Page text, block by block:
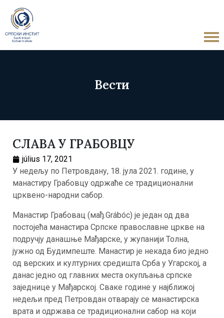
Вести
СЛАВА У ГРАБОВЦУ
július 17, 2021
У недељу по Петровдану, 18. јула 2021. године, у
манастиру Грабовцу одржаће се традиционални
црквено-народни сабор.
Манастир Грабовац (мађ.Grábóc) је један од два
постојећа манастира Српске православне цркве на
подручју данашње Мађарске, у жупанији Толна,
јужно од Будимпеште. Манастир је некада био једно
од верских и културних средишта Срба у Угарској, а
данас једно од главних места окупљања српске
заједнице у Мађарској. Сваке године у најближој
недељи пред Петровдан отварају се манастирска
врата и одржава се традиционални сабор на који